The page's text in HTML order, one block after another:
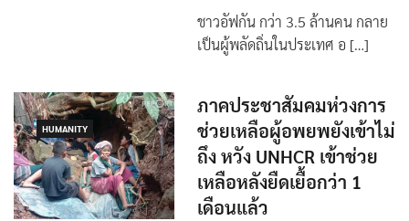
ชาวอัฟกัน กว่า 3.5 ล้านคน กลาย
เป็นผู้พลัดถิ่นในประเทศ อ […]
HUMANITY
ภาคประชาสัมคมห่วงการ
ช่วยเหลือผู้อพยพยังเข้าไม่
ถึง หวัง UNHCR เข้าช่วย
เหลือหลังยืดเยื้อกว่า 1
เดือนแล้ว